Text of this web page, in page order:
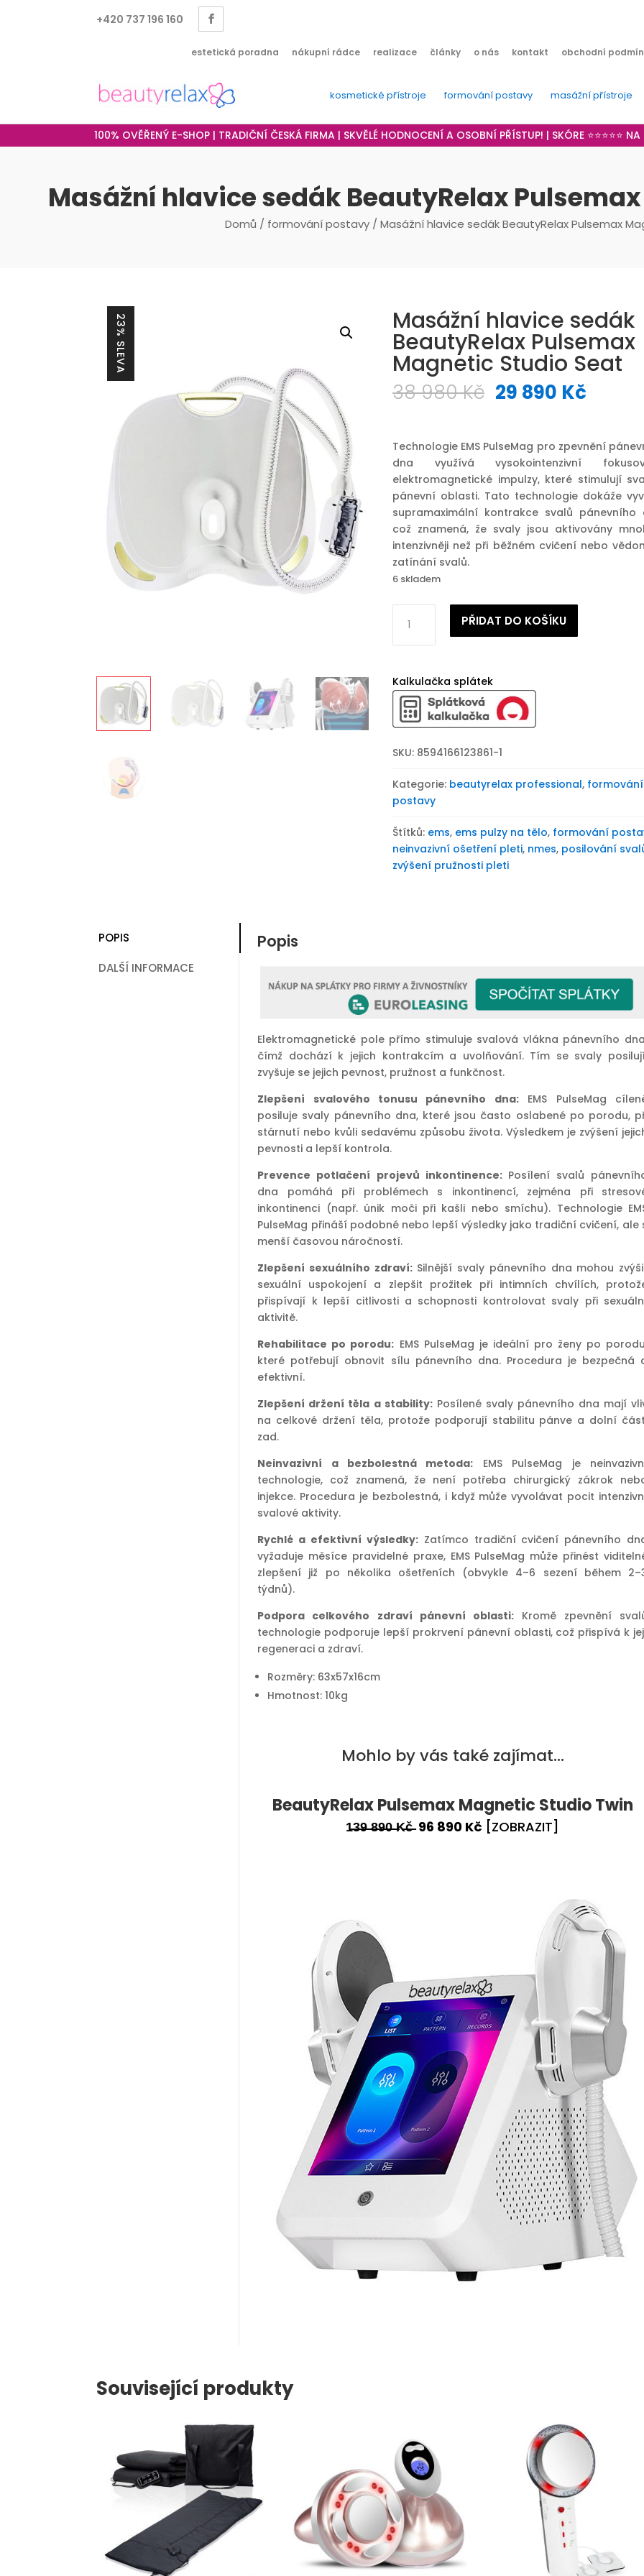
+420 737 196 160
estetická poradna nákupní rádce realizace články o nás kontakt obchodní
kosmetické přístroje formování postavy masážní přístroje
100% OVĚŘENÝ E-SHOP | TRADIČNÍ ČESKÁ FIRMA | SKVĚLÉ HODNOCENÍ A OSOBNÍ PŘÍSTUP! | SKÓRE ⭐⭐⭐⭐⭐
Masážní hlavice sedák BeautyRelax
Domů / formování postavy/ Masážní hlavice sedák BeautyRelax Pulsemax
23% SLEVA Masážní hlavice sedák
BeautyRelax Pulsemax
Magnetic Studio Seat
38 980Kč Původní
38
980 Kč.
29 890 Kč
29
890
Technologie EMS PulseMag pro zpevnění
dna využívá vysokointenzivní
elektromagnetické impulzy, které stimulují
pánevní oblasti. Tato technologie dokáže
supramaximální kontrakce svalů pánevního
což znamená, že svaly jsou aktivovány
intenzivněji než při běžném cvičení nebo
zatínání svalů.
6 skladem
hlavice
sedák
Pulsemax
Magnetic
Studio
Seat
PŘIDAT DO KOŠÍKU
Kalkulačka splátek
SKU: 8594166123861-1
Kategorie: beautyrelax professional, formování
postavy
Štítků: ems, ems pulzy na tělo, formování
neinvazivní ošetření pleti, nmes, posilování
zvýšení pružnosti pleti
POPIS
DALŠÍ INFORMACE
Popis
Elektromagnetické pole přímo stimuluje svalová vlákna pánevního
čímž dochází k jejich kontrakcím a uvolňování. Tím se svaly
zvyšuje se jejich pevnost, pružnost a funkčnost.
Zlepšení svalového tonusu pánevního dna:EMS PulseMag
posiluje svaly pánevního dna, které jsou často oslabené po porodu,
stárnutí nebo kvůli sedavému způsobu života. Výsledkem je zvýšení
pevnosti a lepší kontrola.
Prevence potlačení projevů inkontinence: Posílení svalů
dna pomáhá při problémech s inkontinencí, zejména při
inkontinenci (např. únik moči při kašli nebo smíchu). Technologie
PulseMag přináší podobné nebo lepší výsledky jako tradiční cvičení, ale
menší časovou náročností.
Zlepšení sexuálního zdraví:Silnější svaly pánevního dna mohou
sexuální uspokojení a zlepšit prožitek při intimních chvílích,
přispívají k lepší citlivosti a schopnosti kontrolovat svaly při
aktivitě.
Rehabilitace po porodu: EMS PulseMag je ideální pro ženy po
které potřebují obnovit sílu pánevního dna. Procedura je bezpečná
efektivní.
Zlepšení držení těla a stability:Posílené svaly pánevního dna mají
na celkové držení těla, protože podporují stabilitu pánve a dolní
zad.
Neinvazivní a bezbolestná metoda: EMS PulseMag je
technologie, což znamená, že není potřeba chirurgický zákrok
injekce. Procedura je bezbolestná, i když může vyvolávat pocit
svalové aktivity.
Rychlé a efektivní výsledky:Zatímco tradiční cvičení pánevního
vyžaduje měsíce pravidelné praxe, EMS PulseMag může přinést
zlepšení již po několika ošetřeních (obvykle 4–6 sezení během
týdnů).
Podpora celkového zdraví pánevní oblasti:Kromě zpevnění
technologie podporuje lepší prokrvení pánevní oblasti, což přispívá k
regeneraci a zdraví.
Rozměry: 63x57x16cm
Hmotnost: 10kg
Mohlo by vás také zajímat…
BeautyRelax Pulsemax Magnetic Studio Twin
1̶3̶9̶ ̶8̶9̶0̶ ̶K̶č̶ 96 890 Kč [ZOBRAZIT]
Související produkty